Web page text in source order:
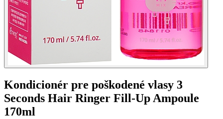
Kondicionér pre poškodené vlasy 3
Seconds Hair Ringer Fill-Up Ampoule
170ml